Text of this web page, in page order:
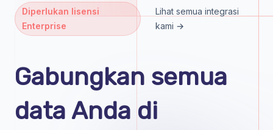
Integrations
Company
Blog
Diperlukan lisensi
Enterprise
Lihat semua integrasi
kami →
Gabungkan semua
data Anda di